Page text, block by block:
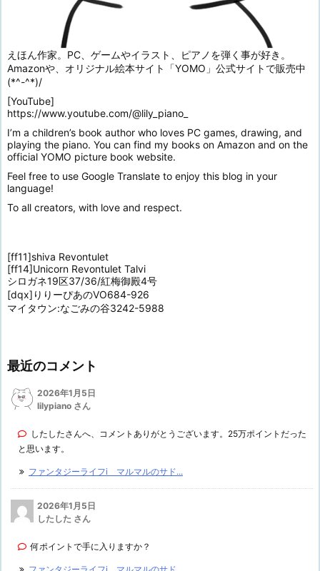
えほん作家。PC、ゲームやイラスト、ピアノを弾く事が好き。
Amazonや、オリジナル絵本サイト「YOMO」公式サイトで販売中
(*^-^*)/
[YouTube]
https://www.youtube.com/@lily_piano_
I’m a children’s book author who loves PC games, drawing, and
playing the piano. You can find my books on Amazon and on the
official YOMO picture book website.
Feel free to use Google Translate to enjoy this blog in your
language!
To all creators, with love and respect.
[ff11]shiva Revontulet
[ff14]Unicorn Revontulet Talvi
シロガネ19区37/36/紅梅御殿4号
[dqx]りりーぴあのVO684-926
マイタウン:なごみの谷3242-5988
最近のコメント
2026年1月5日
lilypiano さん
したしたさんへ、コメントありがとうございます。25万ポイントだった
と思います。
ファンタジーライフi マルマルのサド...
2026年1月5日
したした さん
何ポイントで手に入りますか？